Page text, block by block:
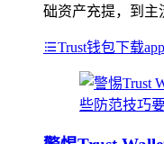
础资产充提，到主
Trust钱包下载app